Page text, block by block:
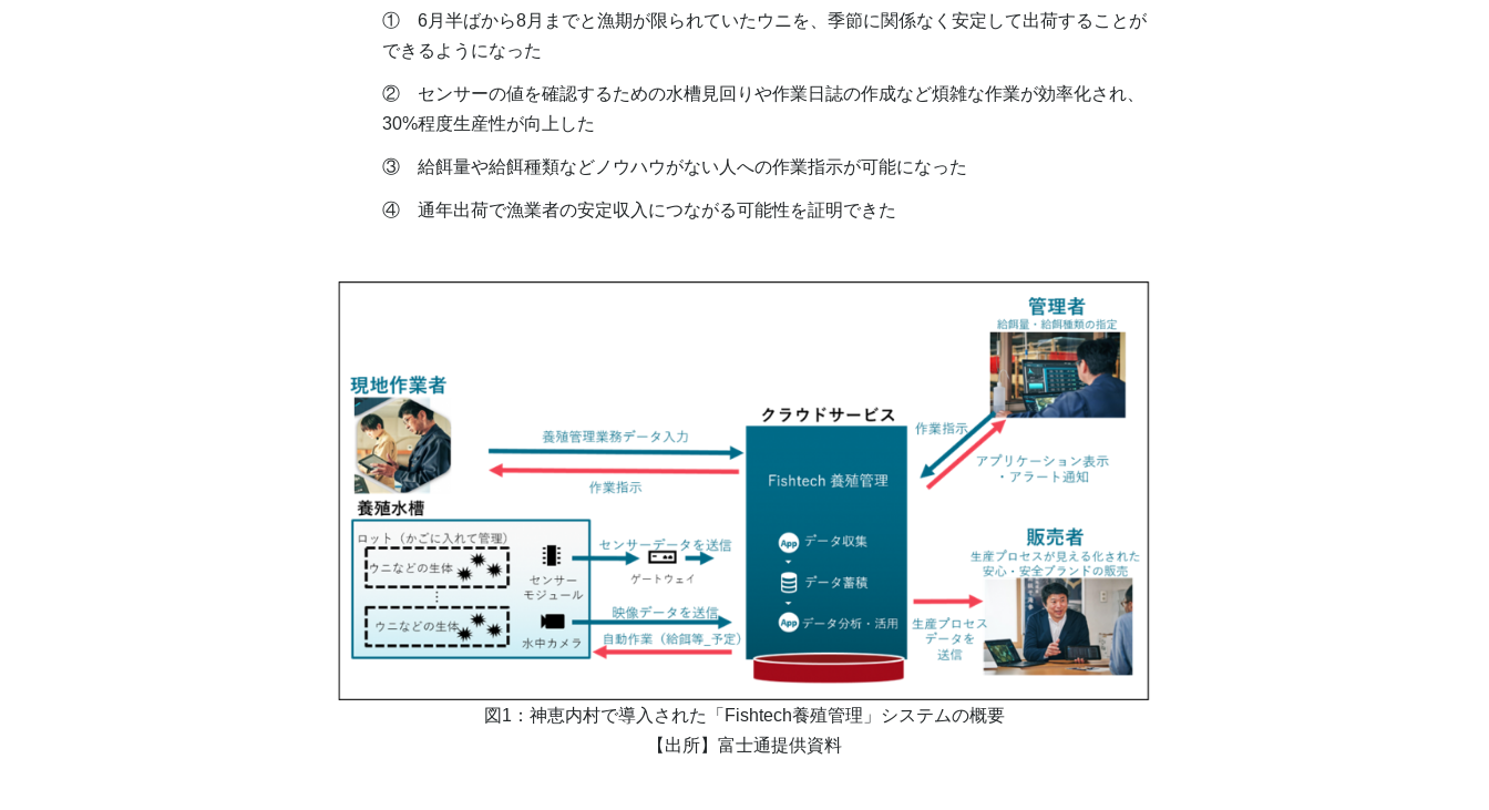
① 6月半ばから8月までと漁期が限られていたウニを、季節に関係なく安定して出荷することが
できるようになった
② センサーの値を確認するための水槽見回りや作業日誌の作成など煩雑な作業が効率化され、
30%程度生産性が向上した
③ 給餌量や給餌種類などノウハウがない人への作業指示が可能になった
④ 通年出荷で漁業者の安定収入につながる可能性を証明できた
図1：神恵内村で導入された「Fishtech養殖管理」システムの概要
【出所】富士通提供資料